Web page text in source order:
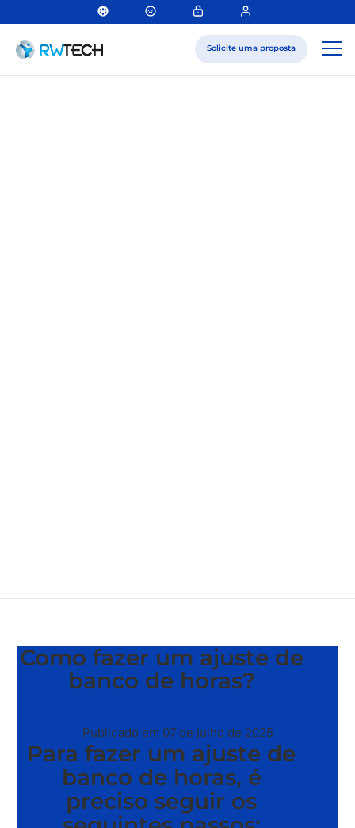
Solicite uma proposta
Como fazer um ajuste de
banco de horas?
Publicado em 07 de julho de 2025
Parafazer um ajuste de
banco de horas, é
preciso seguir os